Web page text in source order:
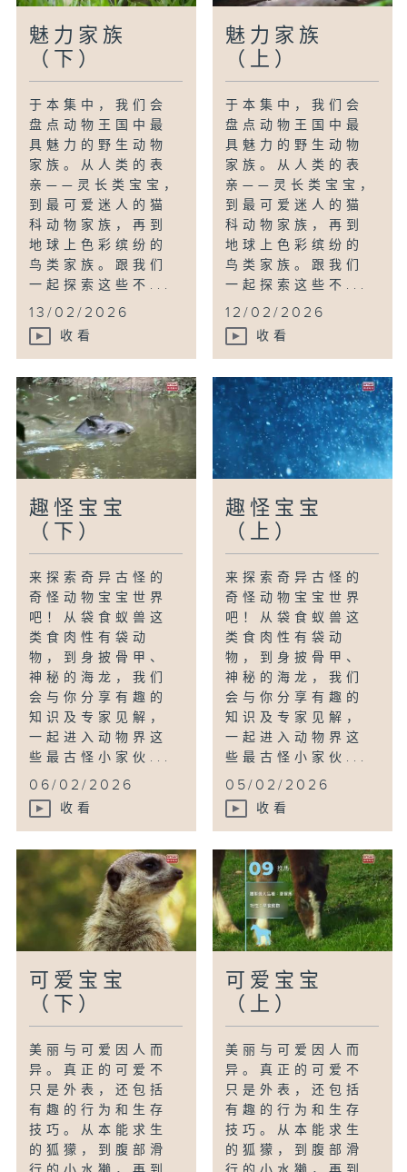
魅力家族
（下）
于本集中，我们会
盘点动物王国中最
具魅力的野生动物
家族。从人类的表
亲——灵长类宝宝，
到最可爱迷人的猫
科动物家族，再到
地球上色彩缤纷的
鸟类家族。跟我们
一起探索这些不...
13/02/2026
收看
魅力家族
（上）
于本集中，我们会
盘点动物王国中最
具魅力的野生动物
家族。从人类的表
亲——灵长类宝宝，
到最可爱迷人的猫
科动物家族，再到
地球上色彩缤纷的
鸟类家族。跟我们
一起探索这些不...
12/02/2026
收看
趣怪宝宝
（下）
来探索奇异古怪的
奇怪动物宝宝世界
吧！从袋食蚁兽这
类食肉性有袋动
物，到身披骨甲、
神秘的海龙，我们
会与你分享有趣的
知识及专家见解，
一起进入动物界这
些最古怪小家伙...
06/02/2026
收看
趣怪宝宝
（上）
来探索奇异古怪的
奇怪动物宝宝世界
吧！从袋食蚁兽这
类食肉性有袋动
物，到身披骨甲、
神秘的海龙，我们
会与你分享有趣的
知识及专家见解，
一起进入动物界这
些最古怪小家伙...
05/02/2026
收看
可爱宝宝
（下）
美丽与可爱因人而
异。真正的可爱不
只是外表，还包括
有趣的行为和生存
技巧。从本能求生
的狐獴，到腹部滑
可爱宝宝
（上）
美丽与可爱因人而
异。真正的可爱不
只是外表，还包括
有趣的行为和生存
技巧。从本能求生
的狐獴，到腹部滑